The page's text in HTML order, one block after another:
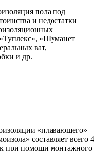
пола под
и недостатки
«Шуманет
ват,
и др.
«плавающего»
составляет всего 4
при помощи монтажного